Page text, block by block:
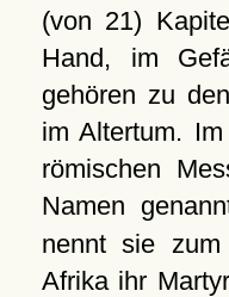
(von 21)
Hand, im
gehören zu
im Altertum.
römischen
Namen
nennt sie
Afrika ihr